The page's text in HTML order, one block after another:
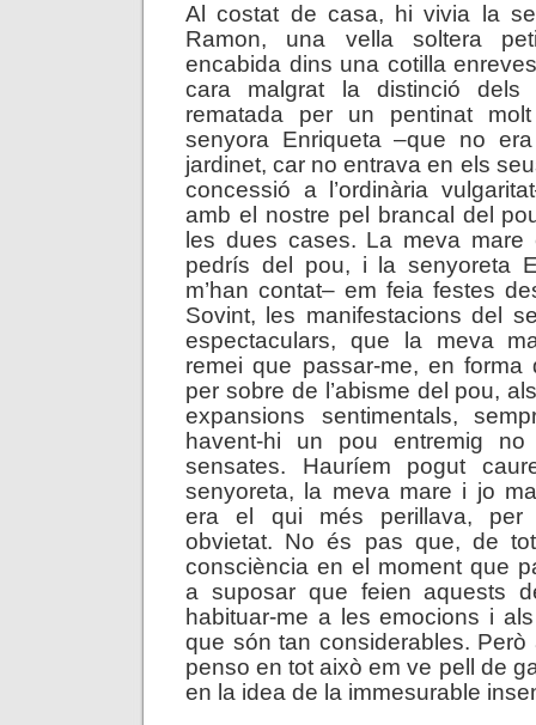
Al costat de casa, hi vivia la
Ramon, una vella soltera
encabida dins una cotilla
cara malgrat la distinció dels
rematada per un pentinat
senyora Enriqueta –que no
jardinet, car no entrava en els
concessió a l’ordinària
amb el nostre pel brancal del
les dues cases. La meva mare
pedrís del pou, i la senyoreta
m’han contat– em feia festes
Sovint, les manifestacions del
espectaculars, que la meva
remei que passar-me, en forma
per sobre de l’abisme del pou,
expansions sentimentals,
havent-hi un pou entremig
sensates. Hauríem pogut
senyoreta, la meva mare i jo
era el qui més perillava, per
obvietat. No és pas que, de
consciència en el moment que
a suposar que feien aquests
habituar-me a les emocions i
que són tan considerables. Però
penso en tot això em ve pell de
en la idea de la immesurable